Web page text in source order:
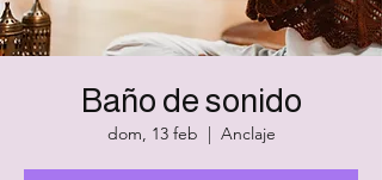
Baño de sonido
dom, 13 feb
  |
Anclaje